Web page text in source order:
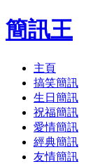
簡訊王
主頁
搞笑簡訊
生日簡訊
祝福簡訊
愛情簡訊
經典簡訊
友情簡訊